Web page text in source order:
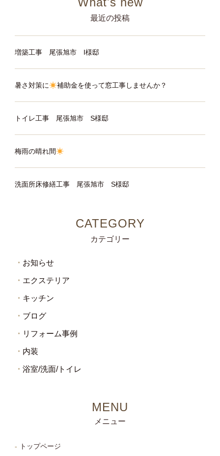
最近の投稿
増築工事 尾張旭市 I様邸
暑さ対策に 補助金を使って窓工事しませんか？
トイレ工事 尾張旭市 S様邸
梅雨の晴れ間
洗面所床修繕工事 尾張旭市 S様邸
カテゴリー
お知らせ
エクステリア
キッチン
ブログ
リフォーム事例
内装
浴室/洗面/トイレ
メニュー
トップページ